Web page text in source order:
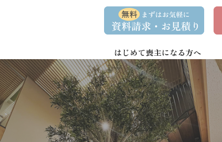
へ
ス
キ
ッ
プ
ョ
ン
に
移
動
資
求
問
い
合
わ
せ
事
談
はじめて喪主になる方へ